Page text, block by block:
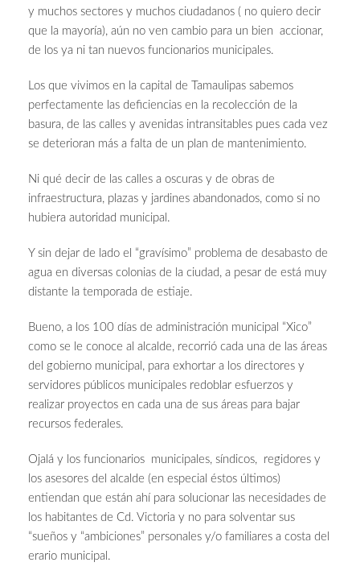
y muchos sectores y muchos ciudadanos ( no quiero decir
que la mayoría), aún no ven cambio para un bien accionar,
de los ya ni tan nuevos funcionarios municipales.
Los que vivimos en la capital de Tamaulipas sabemos
perfectamente las deficiencias en la recolección de la
basura, de las calles y avenidas intransitables pues cada vez
se deterioran más a falta de un plan de mantenimiento.
Ni qué decir de las calles a oscuras y de obras de
infraestructura, plazas y jardines abandonados, como si no
hubiera autoridad municipal.
Y sin dejar de lado el “gravísimo” problema de desabasto de
agua en diversas colonias de la ciudad, a pesar de está muy
distante la temporada de estiaje.
Bueno, a los 100 días de administración municipal “Xico”
como se le conoce al alcalde, recorrió cada una de las áreas
del gobierno municipal, para exhortar a los directores y
servidores públicos municipales redoblar esfuerzos y
realizar proyectos en cada una de sus áreas para bajar
recursos federales.
Ojalá y los funcionarios municipales, síndicos, regidores y
los asesores del alcalde (en especial éstos últimos)
entiendan que están ahí para solucionar las necesidades de
los habitantes de Cd. Victoria y no para solventar sus
“sueños y “ambiciones” personales y/o familiares a costa del
erario municipal.